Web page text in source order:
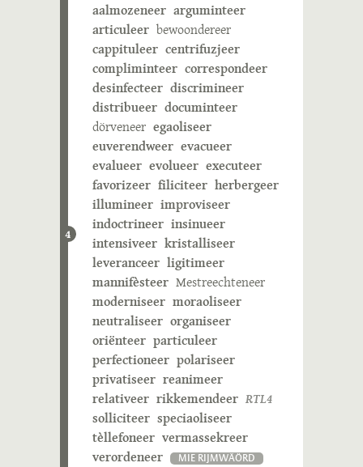
4
aalmozeneer arguminteer
articuleer bewoondereer
cappituleer centrifuzjeer
compliminteer correspondeer
desinfecteer discrimineer
distribueer documinteer
dörveneer egaoliseer
euverendweer evacueer
evalueer evolueer executeer
favorizeer filiciteer herbergeer
illumineer improviseer
indoctrineer insinueer
intensiveer kristalliseer
leveranceer ligitimeer
mannifèsteer Mestreechteneer
moderniseer moraoliseer
neutraliseer organiseer
oriënteer particuleer
perfectioneer polariseer
privatiseer reanimeer
relativeer rikkemendeer RTL4
solliciteer speciaoliseer
tèllefoneer vermassekreer
verordeneer
MIE RIJMWÄÖRD